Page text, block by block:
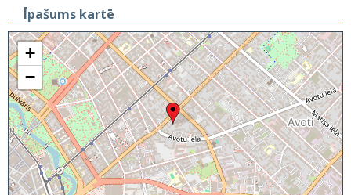
Īpašums kartē
+
−